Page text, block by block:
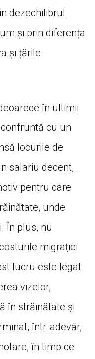
dezechilibrul
și prin diferența
și țările
în ultimii
cu un
locurile de
salariu decent,
pentru care
unde
În plus, nu
migrației
lucru este legat
vizelor,
în străinătate și
într-adevăr,
în timp ce